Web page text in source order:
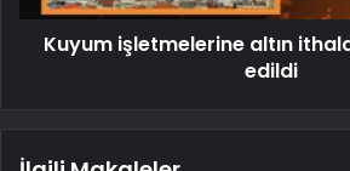
Kuyum işletmelerine altın
edildi